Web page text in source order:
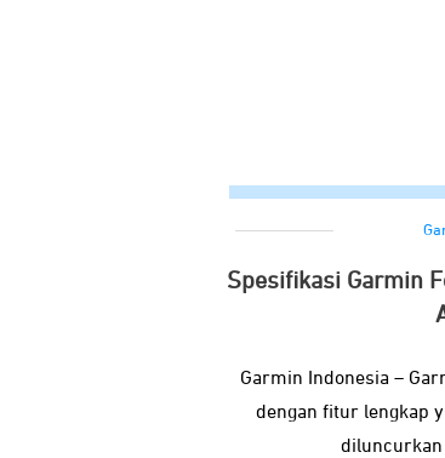
Spesifikasi Garmin
Garmin Indonesia –
dengan fitur lengkap
diluncurkan